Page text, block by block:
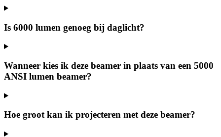
Is 6000 lumen genoeg bij daglicht?
Wanneer kies ik deze beamer in plaats van een 5000
ANSI lumen beamer?
Hoe groot kan ik projecteren met deze beamer?